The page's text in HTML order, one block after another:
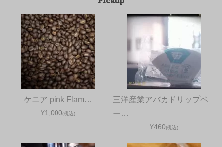
ケニア pink Flam…
¥1,000(税込)
三洋産業アバカドリップペ
ー…
¥460(税込)